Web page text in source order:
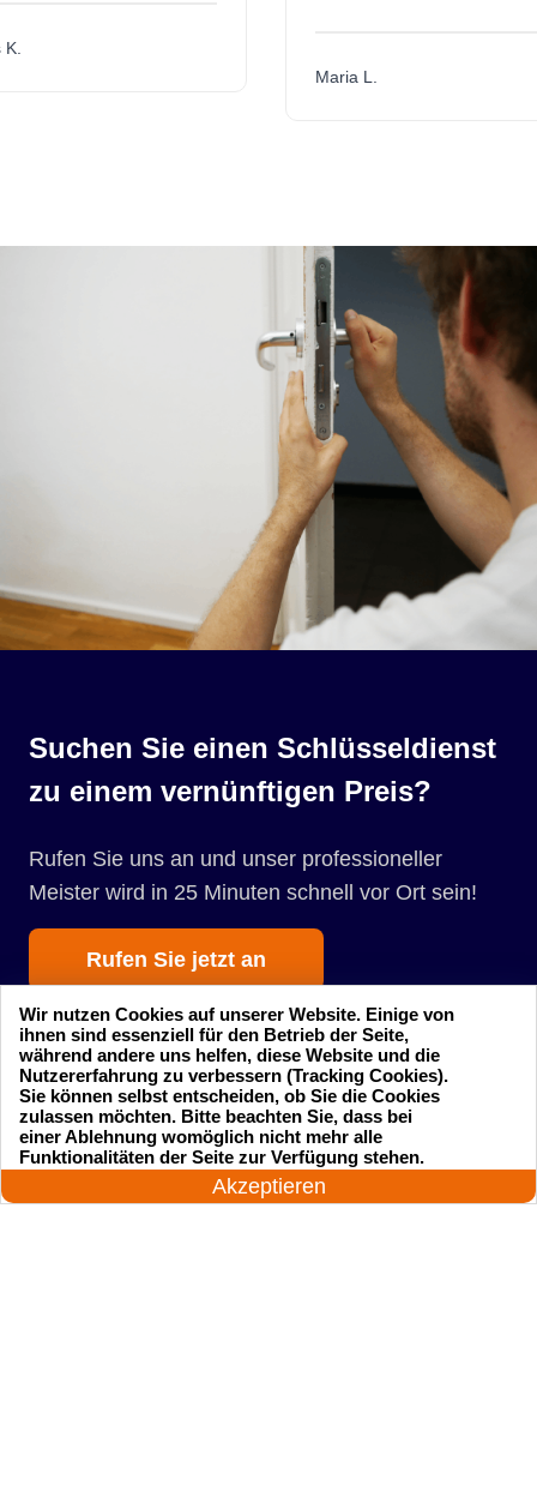
Maria L.
Suchen Sie einen Schlüsseldienst
zu einem vernünftigen Preis?
Rufen Sie uns an und unser professioneller
Meister wird in 25 Minuten schnell vor Ort sein!
Rufen Sie jetzt an
Startseite Einsatzgebiete
Preise
24 Stunden am Tag
Akzeptieren
Wir nutzen Cookies auf unserer Website. Einige von
ihnen sind essenziell für den Betrieb der Seite,
während andere uns helfen, diese Website und die
Nutzererfahrung zu verbessern (Tracking Cookies).
Sie können selbst entscheiden, ob Sie die Cookies
zulassen möchten. Bitte beachten Sie, dass bei
einer Ablehnung womöglich nicht mehr alle
Funktionalitäten der Seite zur Verfügung stehen.